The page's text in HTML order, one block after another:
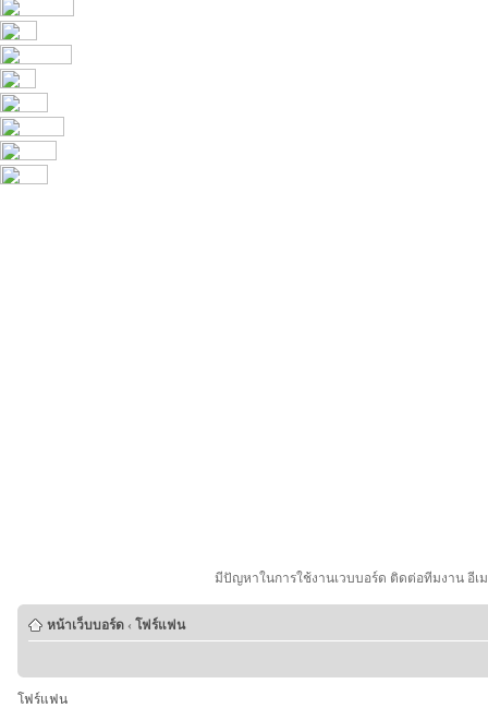
มีปัญหาในการใช้งานเวบบอร์ด ติดต่อทีมงาน อีเ
หน้าเว็บบอร์ด ‹ โฟร์แฟน
โฟร์แฟน